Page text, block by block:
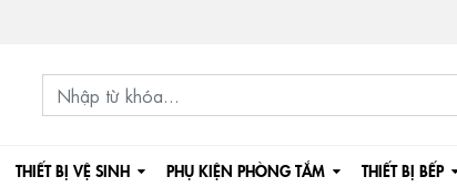
THIẾT BỊ VỆ SINH PHỤ KIỆN PHÒNG TẮM THIẾT BỊ BẾP